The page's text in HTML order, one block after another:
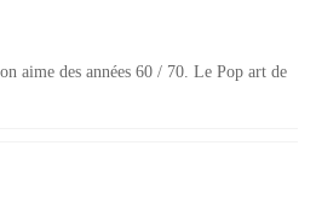
aime des années 60 / 70. Le Pop art de